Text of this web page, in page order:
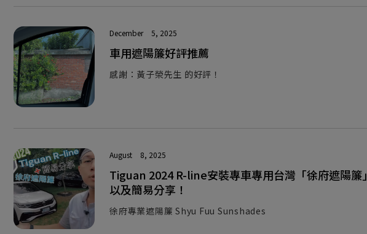
December 5, 2025
車用遮陽簾好評推薦
感謝：黃子榮先生 的好評！
August 8, 2025
Tiguan 2024 R-line安裝專車專用台灣「徐府遮陽簾」
以及簡易分享！
徐府專業遮陽簾 Shyu Fuu Sunshades